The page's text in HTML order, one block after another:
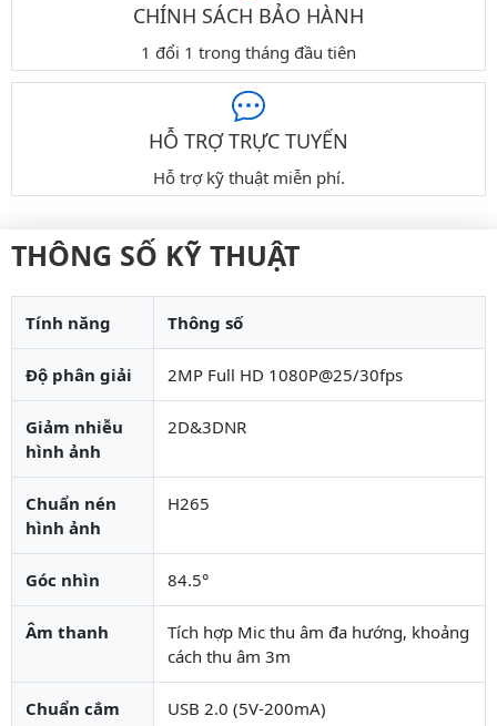
CHÍNH SÁCH BẢO HÀNH
1 đổi 1 trong tháng đầu tiên
HỖ TRỢ TRỰC TUYẾN
Hỗ trợ kỹ thuật miễn phí.
THÔNG SỐ KỸ THUẬT
Tính năng Thông số
Độ phân giải 2MP Full HD 1080P@25/30fps
Giảm nhiễu
hình ảnh
2D&3DNR
Chuẩn nén
hình ảnh
H265
Góc nhìn 84.5°
Âm thanh
Tích hợp Mic thu âm đa hướng, khoảng
cách thu âm 3m
Chuẩn cắm USB 2.0 (5V-200mA)